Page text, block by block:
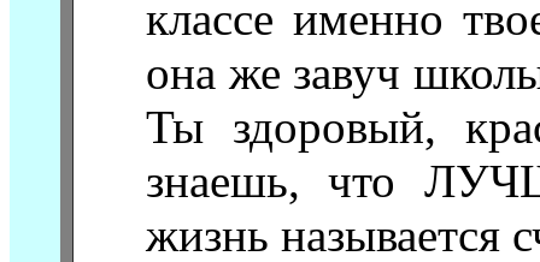
классе именно
она же завуч
Ты здоровый,
знаешь, что
жизнь называется